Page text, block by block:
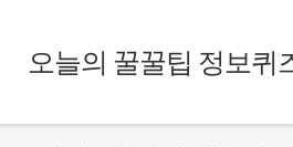
content오늘의 꿀꿀팁 정보퀴